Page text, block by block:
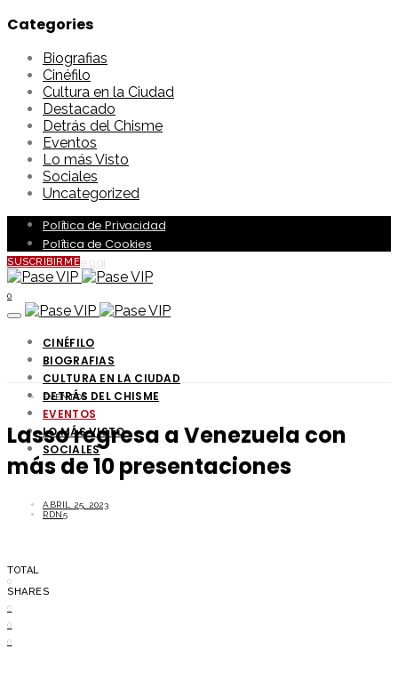
Categories
Biografias
Cinéfilo
Cultura en la Ciudad
Destacado
Detrás del Chisme
Eventos
Lo más Visto
Sociales
Uncategorized
Política de Privacidad
Política de Cookies
Aviso Legal
SUSCRIBIRME
0
CINÉFILO
BIOGRAFIAS
CULTURA EN LA CIUDAD
DETRÁS DEL CHISME
EVENTOS
LO MÁS VISTO
SOCIALES
EVENTOS
Lasso regresa a Venezuela con
más de 10 presentaciones
ABRIL 25, 2023
RDN5
TOTAL
0
SHARES
0
0
0